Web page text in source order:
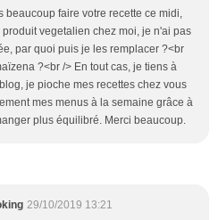
beaucoup faire votre recette ce midi,
vegetalien chez moi, je n'ai pas
par quoi puis je les remplacer ?<br
?<br /> En tout cas, je tiens à
je pioche mes recettes chez vous
mes menus à la semaine grâce à
plus équilibré. Merci beaucoup.
29/10/2019 13:21